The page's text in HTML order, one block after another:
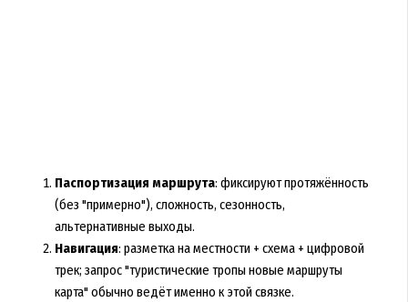
Паспортизация маршрута: фиксируют протяжённость
(без "примерно"), сложность, сезонность,
альтернативные выходы.
Навигация: разметка на местности + схема + цифровой
трек; запрос "туристические тропы новые маршруты
карта" обычно ведёт именно к этой связке.